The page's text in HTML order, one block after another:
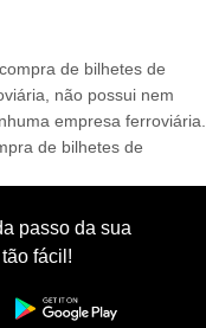
de bilhetes de
não possui nem
empresa ferroviária.
de bilhetes de
passo da sua
fácil!